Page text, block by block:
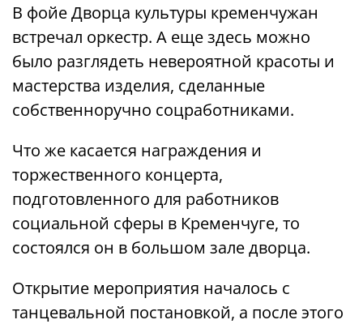
В фойе Дворца культуры кременчужан
встречал оркестр. А еще здесь можно
было разглядеть невероятной красоты и
мастерства изделия, сделанные
собственноручно соцработниками.
Что же касается награждения и
торжественного концерта,
подготовленного для работников
социальной сферы в Кременчуге, то
состоялся он в большом зале дворца.
Открытие мероприятия началось с
танцевальной постановкой, а после этого